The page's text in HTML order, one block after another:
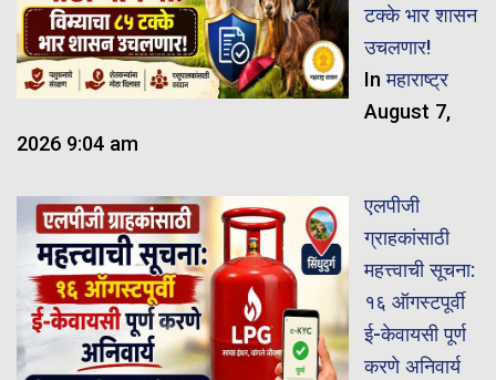
टक्के भार शासन
उचलणार!
Inमहाराष्ट्र
August 7,
2026 9:04 am
एलपीजी
ग्राहकांसाठी
महत्त्वाची सूचना:
१६ ऑगस्टपूर्वी
ई-केवायसी पूर्ण
करणे अनिवार्य